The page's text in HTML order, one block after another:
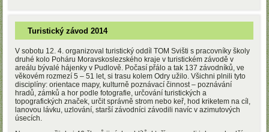
Turistický závod 2014
V sobotu 12. 4. organizoval turistický oddíl TOM Svišti s pracovníky školy
druhé kolo Poháru Moravskoslezského kraje v turistickém závodě v
areálu bývalé hájenky v Pudlově. Počasí přálo a tak 137 závodníků, ve
věkovém rozmezí 5 – 51 let, si trasu kolem Odry užilo. Všichni plnili tyto
disciplíny: orientace mapy, kulturně poznávací činnost – poznávání
hradů, zámků a hor podle fotografie, určování turistických a
topografických značek, určit správně strom nebo keř, hod kriketem na cíl,
lanovou lávku, uzlování, starší závodníci závodili navíc v azimutových
úsecích.